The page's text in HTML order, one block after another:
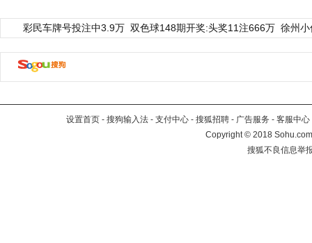
彩民车牌号投注中3.9万 双色球148期开奖:头奖11注666万 徐州
设置首页 - 搜狗输入法 - 支付中心 - 搜狐招聘 - 广告服务 - 客服中心
Copyright©2018
搜狐不良信息举